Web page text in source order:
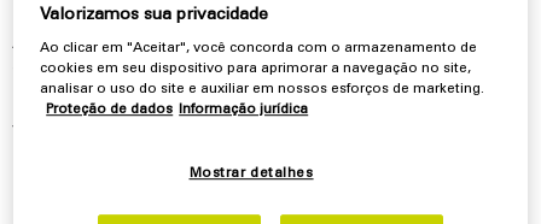
A prensa de banda da Flottweg atende a esses
requisitos sem esforço e garante uma qualidade de suco
excepcional, especialmente na fabricação de sucos de
verduras e de frutas. Além de seu alto desempenho, ela
inoxidável e equipada com um sistema automático de
limpeza da correia durante a operação ou sistema CIP
Valorizamos sua privacidade
Ao clicar em "Aceitar", você concorda com o armazenamento de
cookies em seu dispositivo para aprimorar a navegação no site,
analisar o uso do site e auxiliar em nossos esforços de marketing.
Proteção de dados Informação jurídica
Mostrar detalhes